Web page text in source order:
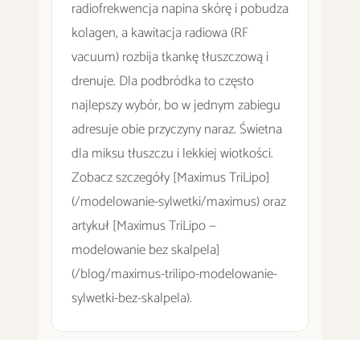
radiofrekwencja napina skórę i pobudza
kolagen, a kawitacja radiowa (RF
vacuum) rozbija tkankę tłuszczową i
drenuje. Dla podbródka to często
najlepszy wybór, bo w jednym zabiegu
adresuje obie przyczyny naraz. Świetna
dla miksu tłuszczu i lekkiej wiotkości.
Zobacz szczegóły [Maximus TriLipo]
(/modelowanie-sylwetki/maximus) oraz
artykuł [Maximus TriLipo —
modelowanie bez skalpela]
(/blog/maximus-trilipo-modelowanie-
sylwetki-bez-skalpela).